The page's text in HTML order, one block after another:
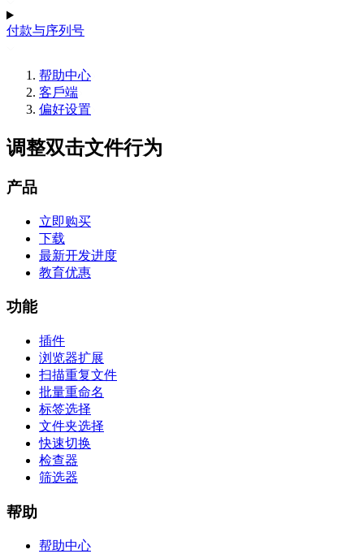
付款与序列号
帮助中心
客戶端
偏好设置
调整双击文件行为
产品
立即购买
下载
最新开发进度
教育优惠
功能
插件
浏览器扩展
扫描重复文件
批量重命名
标签选择
文件夹选择
快速切换
检查器
筛选器
帮助
帮助中心